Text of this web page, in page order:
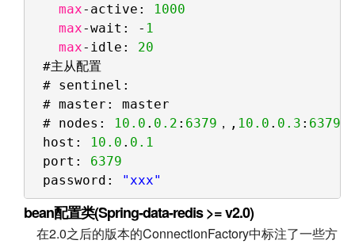
max-active:
1000
max-wait: - 1
max-idle: 20
#主从配置
# sentinel:
# master: master
# nodes:
10.0 . 0.2 : 6379 ，, 10.0 . 0.3 : 6379
host:
10.0 . 0.1
port: 6379
password:
"xxx"
bean配置类(Spring-data-redis >= v2.0)
在2.0之后的版本的ConnectionFactory中标注了一些方